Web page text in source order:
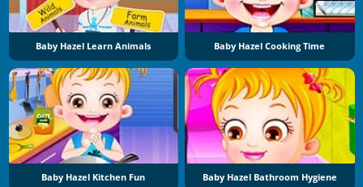
Baby Hazel Learn Animals Baby Hazel Cooking Time
Baby Hazel Kitchen Fun Baby Hazel Bathroom Hygiene